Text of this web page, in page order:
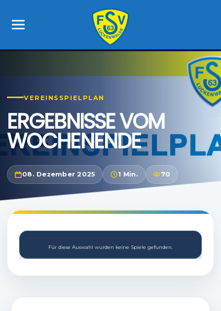
VEREINSSPIELPLAN
ERGEBNISSE VOM
WOCHENENDE
08. Dezember 2025 1 Min. 70
Für diese Auswahl wurden keine Spiele gefunden.